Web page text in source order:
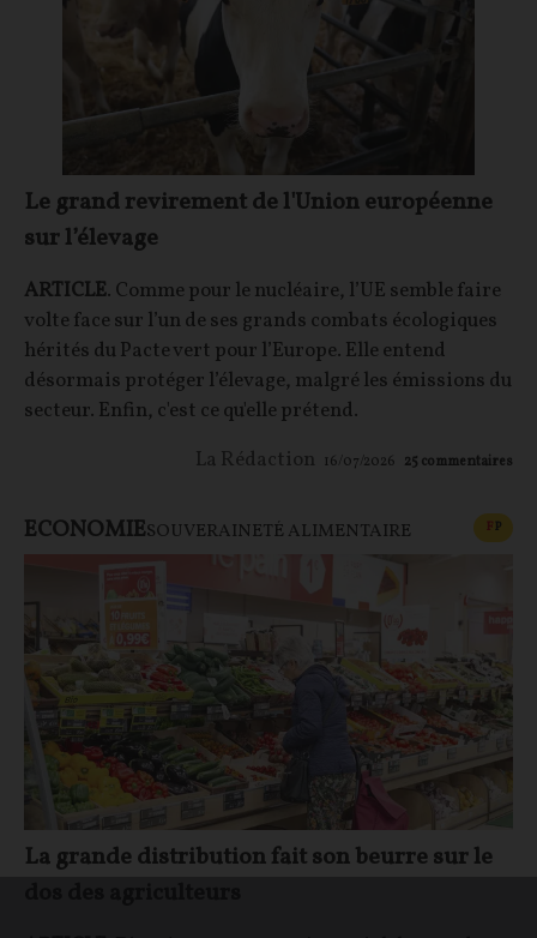
Le grand revirement de l'Union européenne
sur l’élevage
ARTICLE. Comme pour le nucléaire, l’UE semble faire
volte face sur l’un de ses grands combats écologiques
hérités du Pacte vert pour l’Europe. Elle entend
désormais protéger l’élevage, malgré les émissions du
secteur. Enfin, c'est ce qu'elle prétend.
La Rédaction 16/07/2026 25 commentaires
ECONOMIESOUVERAINETÉ ALIMENTAIRE FP
La grande distribution fait son beurre sur le